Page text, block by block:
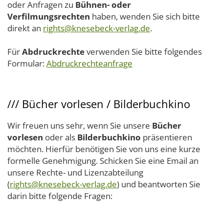
oder Anfragen zu Bühnen- oder
Verfilmungsrechten haben, wenden Sie sich bitte
direkt an rights@knesebeck-verlag.de.
FürAbdruckrechteverwenden Sie bitte folgendes
Formular:Abdruckrechteanfrage
/// Bücher vorlesen / Bilderbuchkino
Wir freuen uns sehr, wenn Sie unsere Bücher
vorlesen oder als Bilderbuchkino präsentieren
möchten. Hierfür benötigen Sie von uns eine kurze
formelle Genehmigung. Schicken Sie eine Email an
unsere Rechte- und Lizenzabteilung
(rights@knesebeck-verlag.de) und beantworten Sie
darin bitte folgende Fragen: